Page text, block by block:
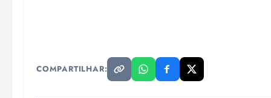
COMPARTILHAR: